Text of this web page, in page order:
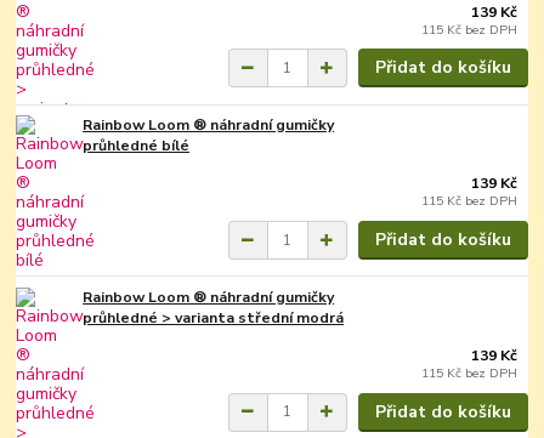
139 Kč
115 Kč bez DPH
Přidat do košíku
Rainbow Loom ® náhradní gumičky
průhledné bílé
139 Kč
115 Kč bez DPH
Přidat do košíku
Rainbow Loom ® náhradní gumičky
průhledné > varianta střední modrá
139 Kč
115 Kč bez DPH
Přidat do košíku